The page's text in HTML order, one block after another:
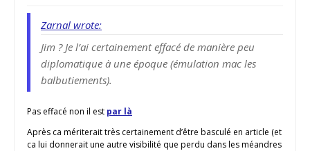
Zarnal wrote:
Jim ? Je l’ai certainement effacé de manière peu
diplomatique à une époque (émulation mac les
balbutiements).
Pas effacé non il est par là
Après ca mériterait très certainement d’être basculé en article (et
ca lui donnerait une autre visibilité que perdu dans les méandres